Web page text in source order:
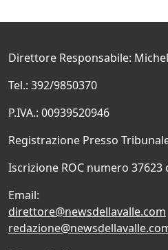
Direttore Responsabile:
Tel.: 392/9850370
P.IVA.: 00939520946
Registrazione Presso
Iscrizione ROC numero 37623
Email:
direttore@newsdellavalle.com